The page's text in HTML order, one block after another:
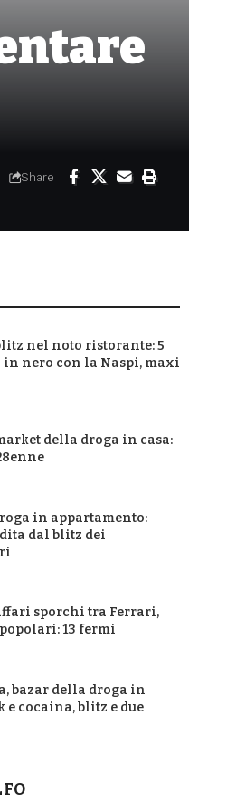
Share
nel noto ristorante: 5
nero con la Naspi, maxi
della droga in casa:
in appartamento:
dal blitz dei
sporchi tra Ferrari,
popolari: 13 fermi
bazar della droga in
e cocaina, blitz e due